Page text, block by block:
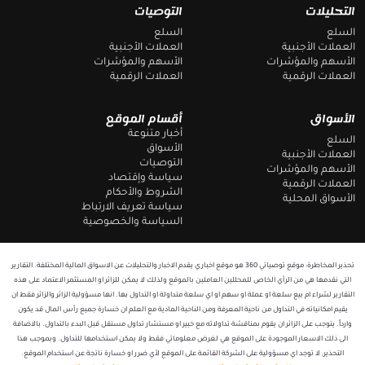
أقسام الموقع
أخبار متنوعة
الأسواق
التوصيات
سياسة وإقتصاد
الشروط والأحكام
سياسة تعريف الارتباط
السياسة والخصوصية
الأسواق
السلع
العملات الأجنبية
الأسهم والمؤشرات
العملات الرقمية
الأسواق المحلية
التوصيات
السلع
العملات الأجنبية
الأسهم والمؤشرات
العملات الرقمية
التحليلات
السلع
العملات الأجنبية
الأسهم والمؤشرات
العملات الرقمية
تحذير المخاطرة: موقع توصياتي 360 هو موقع اخباري يقدم الاخبار والتحليلات عن الاسواق المالية المختلفة. التقارير
التي نقدمها هي من الرأي الخاص للمحللين العاملين بالموقع ولذلك لا يمكن للزائر او المستثمر الاعتماد على هذه
التقارير لشراء ام بيع سلعة او عملة او سهم او اي سلعة متداولة او التداول بها. انها مسؤولية الزائر والزائر فقط ان
يقيم امكانياته في التداول من ناحية المعرفة ومن الناحية المادية مع العلم ان خسارة جميع رأس المال قد يكون
وارداً. يتوجب على الزائر ان يقوم بمناقشة تداولاته مع خبير او مستشار تداول مستقل قبل البدء بالتداول. بالاضافة
الى ذلك الاسعار الموجودة على الموقع هي لغرض معلوماتي فقط ولا يمكن استخدامها للتداول. وبموجب هذا
التحذير, لا توجد اي مسؤولية على الشركة القائمة على الموقع لأي ضرر او خسارة ناتجة عن استخدام الموقع.